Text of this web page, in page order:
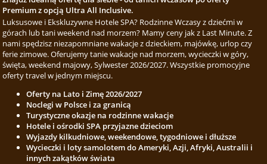
Premium z opcją Ultra All Inclusive.
Luksusowe i Ekskluzywne Hotele SPA? Rodzinne Wczasy z dziećmi w
górach lub tani weekend nad morzem? Mamy ceny jak z Last Minute. Z
nami spędzisz niezapomniane wakacje z dzieckiem, majówkę, urlop czy
ferie zimowe. Oferujemy tanie wakacje nad morzem, wycieczki w góry,
święta, weekend majowy, Sylwester 2026/2027. Wszystkie promocyjne
oferty travel w jednym miejscu.
Oferty na Lato i Zimę 2026/2027
Noclegi w Polsce i za granicą
Turystyczne okazje na rodzinne wakacje
Hotele i ośrodki SPA przyjazne dzieciom
Wyjazdy kilkudniowe, weekendowe, tygodniowe i dłuższe
Wycieczki i loty samolotem do Ameryki, Azji, Afryki, Australii i
innych zakątków świata